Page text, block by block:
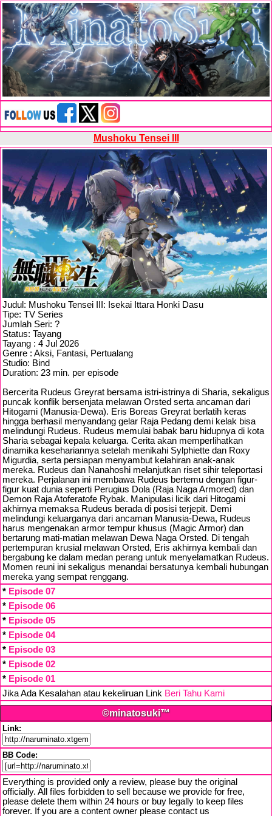
Mushoku Tensei III
Judul: Mushoku Tensei III: Isekai Ittara Honki Dasu
Tipe: TV Series
Jumlah Seri: ?
Status: Tayang
Tayang : 4 Jul 2026
Genre : Aksi, Fantasi, Pertualang
Studio: Bind
Duration: 23 min. per episode
Bercerita Rudeus Greyrat bersama istri-istrinya di Sharia, sekaligus
puncak konflik bersenjata melawan Orsted serta ancaman dari
Hitogami (Manusia-Dewa). Eris Boreas Greyrat berlatih keras
hingga berhasil menyandang gelar Raja Pedang demi kelak bisa
melindungi Rudeus. Rudeus memulai babak baru hidupnya di kota
Sharia sebagai kepala keluarga. Cerita akan memperlihatkan
dinamika kesehariannya setelah menikahi Sylphiette dan Roxy
Migurdia, serta persiapan menyambut kelahiran anak-anak
mereka. Rudeus dan Nanahoshi melanjutkan riset sihir teleportasi
mereka. Perjalanan ini membawa Rudeus bertemu dengan figur-
figur kuat dunia seperti Perugius Dola (Raja Naga Armored) dan
Demon Raja Atoferatofe Rybak. Manipulasi licik dari Hitogami
akhirnya memaksa Rudeus berada di posisi terjepit. Demi
melindungi keluarganya dari ancaman Manusia-Dewa, Rudeus
harus mengenakan armor tempur khusus (Magic Armor) dan
bertarung mati-matian melawan Dewa Naga Orsted. Di tengah
pertempuran krusial melawan Orsted, Eris akhirnya kembali dan
bergabung ke dalam medan perang untuk menyelamatkan Rudeus.
Momen reuni ini sekaligus menandai bersatunya kembali hubungan
mereka yang sempat renggang.
* Episode 07
* Episode 06
* Episode 05
* Episode 04
* Episode 03
* Episode 02
* Episode 01
Jika Ada Kesalahan atau kekeliruan Link Beri Tahu Kami
©minatosuki™
Link:
BB Code:
Everything is provided only a review, please buy the original
officially. All files forbidden to sell because we provide for free,
please delete them within 24 hours or buy legally to keep files
forever. If you are a content owner please contact us